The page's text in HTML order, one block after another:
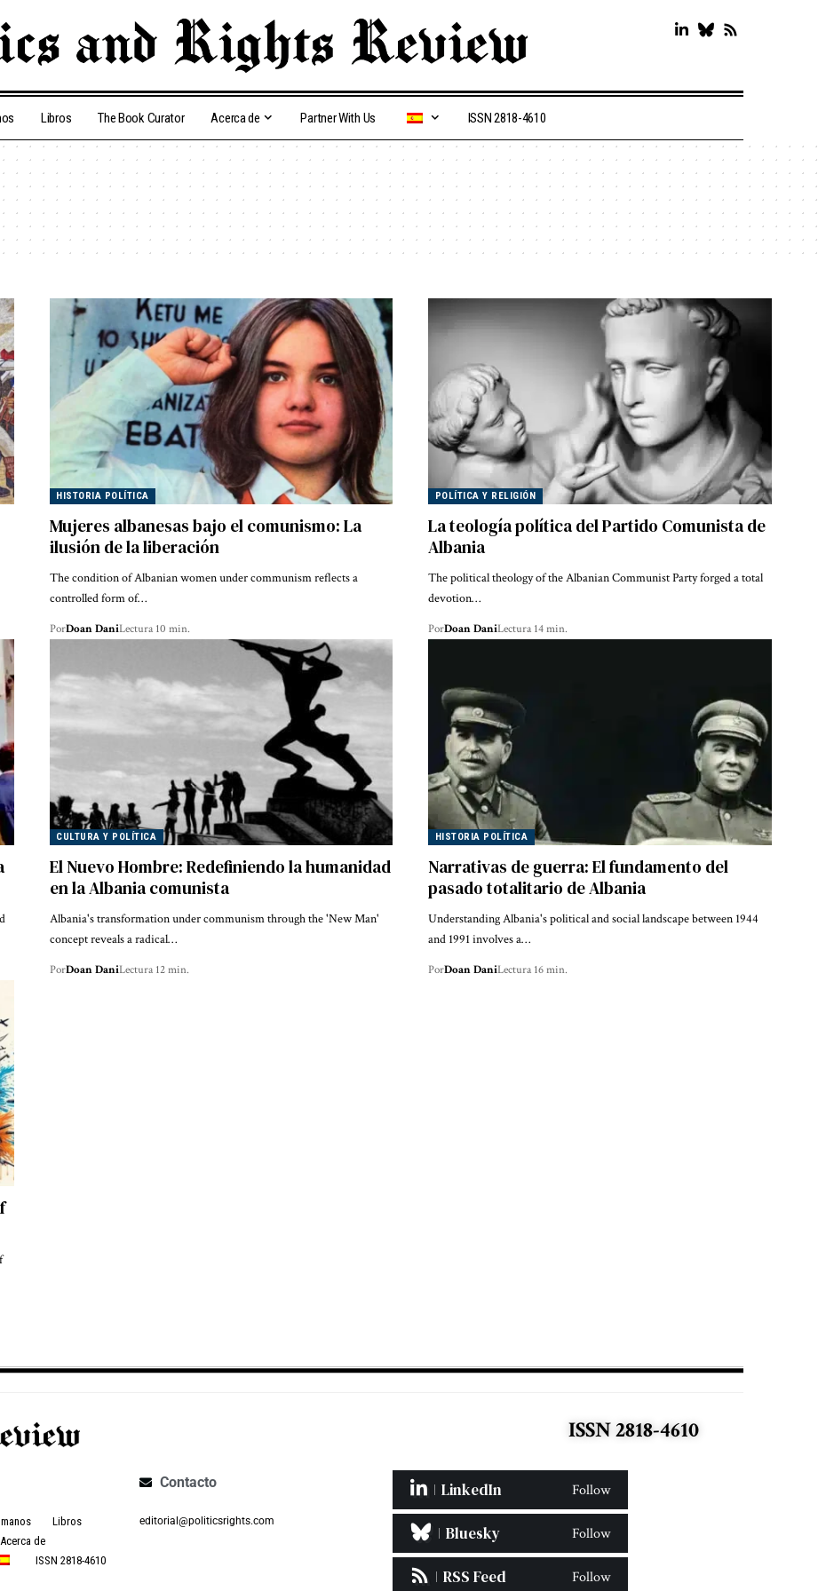
Libros The Book Curator Acerca de Partner With Us ISSN 2818-4610
HISTORIA POLÍTICA
Mujeres albanesas bajo el comunismo: La
ilusión de la liberación
The condition of Albanian women under communism reflects a
controlled form of…
PorDoan DaniLectura 10 min.
POLÍTICA Y RELIGIÓN
La teología política del Partido Comunista de
Albania
The political theology of the Albanian Communist Party forged a total
devotion…
PorDoan DaniLectura 14 min.
CULTURA Y POLÍTICA
El Nuevo Hombre: Redefiniendo la humanidad
en la Albania comunista
Albania's transformation under communism through the 'New Man'
concept reveals a radical…
PorDoan DaniLectura 12 min.
HISTORIA POLÍTICA
Narrativas de guerra: El fundamento del
pasado totalitario de Albania
Understanding Albania's political and social landscape between 1944
and 1991 involves a…
PorDoan DaniLectura 16 min.
ISSN 2818-4610
Libros
Acerca de
ISSN 2818-4610
Contacto
editorial@politicsrights.com
LinkedIn Follow
Bluesky Follow
RSS Feed Follow